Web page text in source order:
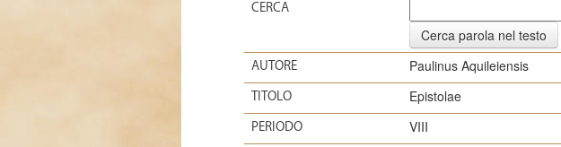
CERCA
AUTORE Paulinus Aquileiensis
TITOLO Epistolae
PERIODO VIII